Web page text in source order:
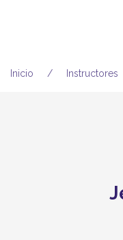
Inicio Instructores